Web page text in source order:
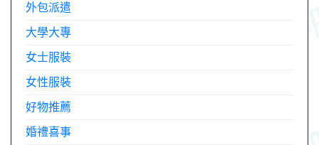
外包派遣
大學大專
女士服裝
女性服裝
好物推薦
婚禮喜事